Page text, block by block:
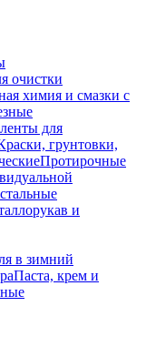
очистки
химия и смазки с
для
грунтовки,
Протирочные
и
в зимний
Паста, крем и